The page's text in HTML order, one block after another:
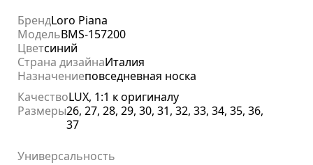
БрендLoro Piana
МодельBMS-157200
Цветсиний
Страна дизайнаИталия
Назначениеповседневная носка
КачествоLUX, 1:1 к оригиналу
Размеры26, 27, 28, 29, 30, 31, 32, 33, 34, 35, 36,
37
Универсальность